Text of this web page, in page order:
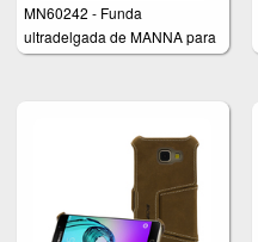
MN60242 - Funda
ultradelgada de MANNA para
Samsung Galaxy S7